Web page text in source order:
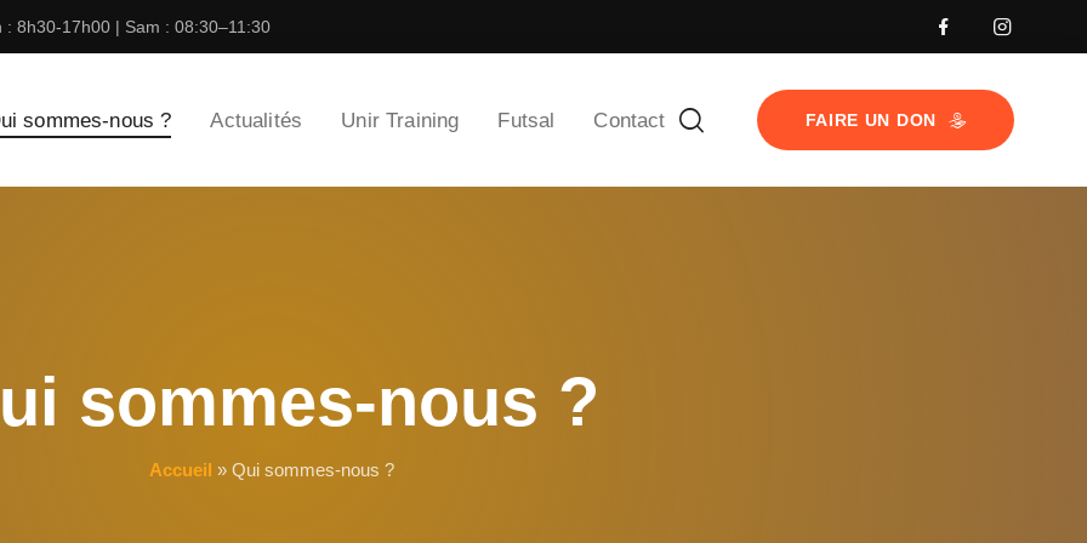
: 8h30-17h00 | Sam : 08:30–11:30
sommes-nous ? Actualités Unir Training Futsal Contact FAIRE UN DON
sommes-nous ?
Accueil » Qui sommes-nous ?